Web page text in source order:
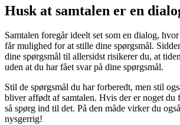
Husk at samtalen er en
Samtalen foregår ideelt set som en dialog,
får mulighed for at stille dine spørgsmål.
dine spørgsmål til allersidst risikerer du, at
uden at du har fået svar på dine spørgsmål.
Stil de spørgsmål du har forberedt, men stil
bliver affødt af samtalen. Hvis der er noget du
så spørg ind til det. På den måde virker du
nysgerrig!